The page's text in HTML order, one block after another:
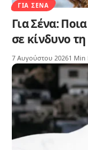
ΓΙΑ ΣΈΝΑ
Για Σένα:
σε κίνδυνο
7 Αυγούστου 20261 Min